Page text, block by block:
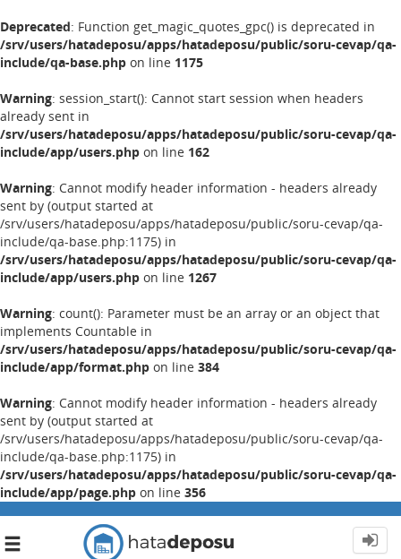
Deprecated: Function get_magic_quotes_gpc() is deprecated in
/srv/users/hatadeposu/apps/hatadeposu/public/soru-cevap/qa-
include/qa-base.php on line 1175
Warning: session_start(): Cannot start session when headers
already sent in
/srv/users/hatadeposu/apps/hatadeposu/public/soru-cevap/qa-
include/app/users.php on line 162
Warning: Cannot modify header information - headers already
sent by (output started at
/srv/users/hatadeposu/apps/hatadeposu/public/soru-cevap/qa-
include/qa-base.php:1175) in
/srv/users/hatadeposu/apps/hatadeposu/public/soru-cevap/qa-
include/app/users.php on line 1267
Warning: count(): Parameter must be an array or an object that
implements Countable in
/srv/users/hatadeposu/apps/hatadeposu/public/soru-cevap/qa-
include/app/format.php on line 384
Warning: Cannot modify header information - headers already
sent by (output started at
/srv/users/hatadeposu/apps/hatadeposu/public/soru-cevap/qa-
include/qa-base.php:1175) in
/srv/users/hatadeposu/apps/hatadeposu/public/soru-cevap/qa-
include/app/page.php on line 356
Toggle